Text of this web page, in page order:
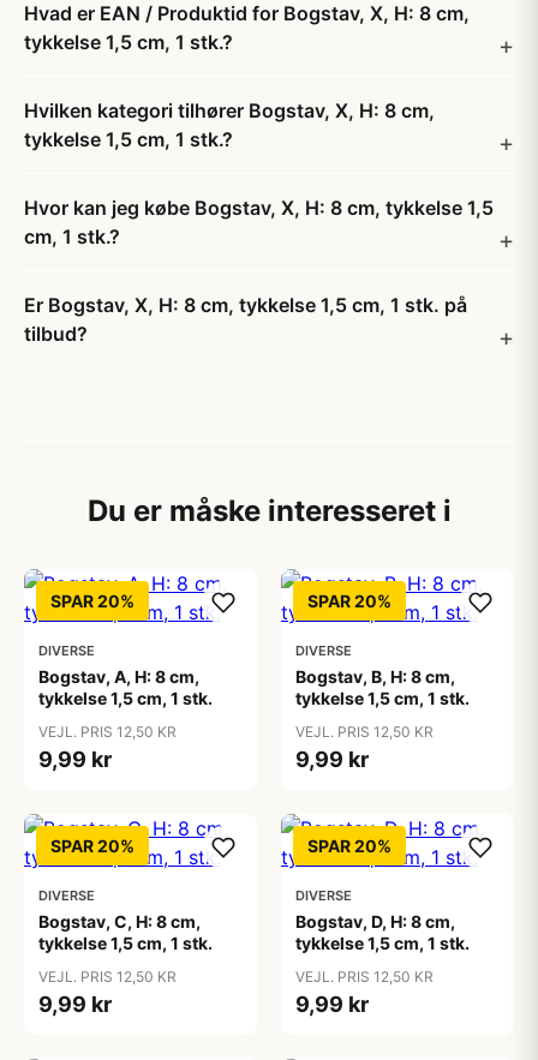
Hvad er EAN / Produktid for Bogstav, X, H: 8 cm,
tykkelse 1,5 cm, 1 stk.?
Hvilken kategori tilhører Bogstav, X, H: 8 cm,
tykkelse 1,5 cm, 1 stk.?
Hvor kan jeg købe Bogstav, X, H: 8 cm, tykkelse 1,5
cm, 1 stk.?
Er Bogstav, X, H: 8 cm, tykkelse 1,5 cm, 1 stk. på
tilbud?
Du er måske interesseret i
SPAR 20%
DIVERSE
Bogstav, A, H: 8 cm,
tykkelse 1,5 cm, 1 stk.
VEJL. PRIS 12,50 KR
9,99 kr
SPAR 20%
DIVERSE
Bogstav, B, H: 8 cm,
tykkelse 1,5 cm, 1 stk.
VEJL. PRIS 12,50 KR
9,99 kr
SPAR 20%
DIVERSE
Bogstav, C, H: 8 cm,
tykkelse 1,5 cm, 1 stk.
VEJL. PRIS 12,50 KR
9,99 kr
SPAR 20%
DIVERSE
Bogstav, D, H: 8 cm,
tykkelse 1,5 cm, 1 stk.
VEJL. PRIS 12,50 KR
9,99 kr